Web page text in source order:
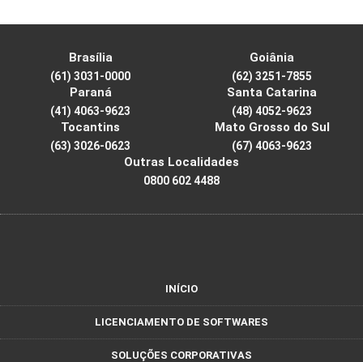
Brasília
(61) 3031-0000
Goiânia
(62) 3251-7855
Paraná
(41) 4063-9623
Santa Catarina
(48) 4052-9623
Tocantins
(63) 3026-0623
Mato Grosso do Sul
(67) 4063-9623
Outras Localidades
0800 602 4488
INÍCIO
LICENCIAMENTO DE SOFTWARES
SOLUÇÕES CORPORATIVAS